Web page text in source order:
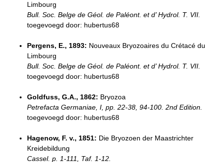
Limbourg
Bull. Soc. Belge de Géol. de Paléont. et d’ Hydrol. T. VII.
toegevoegd door: hubertus68
Pergens, E., 1893: Nouveaux Bryozoaires du Crétacé du
Limbourg
Bull. Soc. Belge de Géol. de Paléont. et d’ Hydrol. T. VII.
toegevoegd door: hubertus68
Goldfuss, G.A., 1862: Bryozoa
Petrefacta Germaniae, I, pp. 22-38, 94-100. 2nd Edition.
toegevoegd door: hubertus68
Hagenow, F. v., 1851: Die Bryozoen der Maastrichter
Kreidebildung
Cassel. p. 1-111, Taf. 1-12.